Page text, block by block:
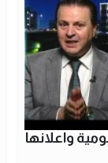
واعلانها